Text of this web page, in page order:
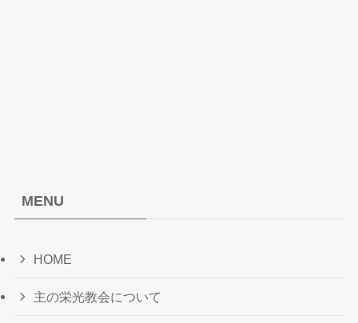
MENU
HOME
主の栄光教会について